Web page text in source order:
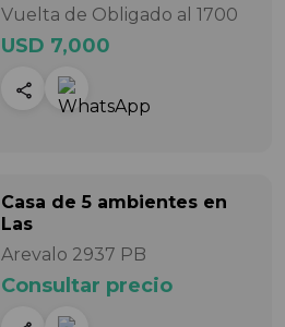
Vuelta de Obligado al 1700
USD 7,000
Casa de 5 ambientes en
Las
Arevalo 2937 PB
Consultar precio